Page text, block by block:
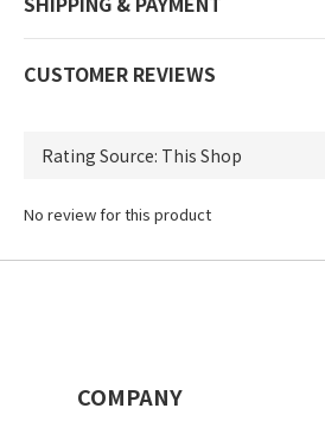
CUSTOMER REVIEWS
No review for this product
COMPANY